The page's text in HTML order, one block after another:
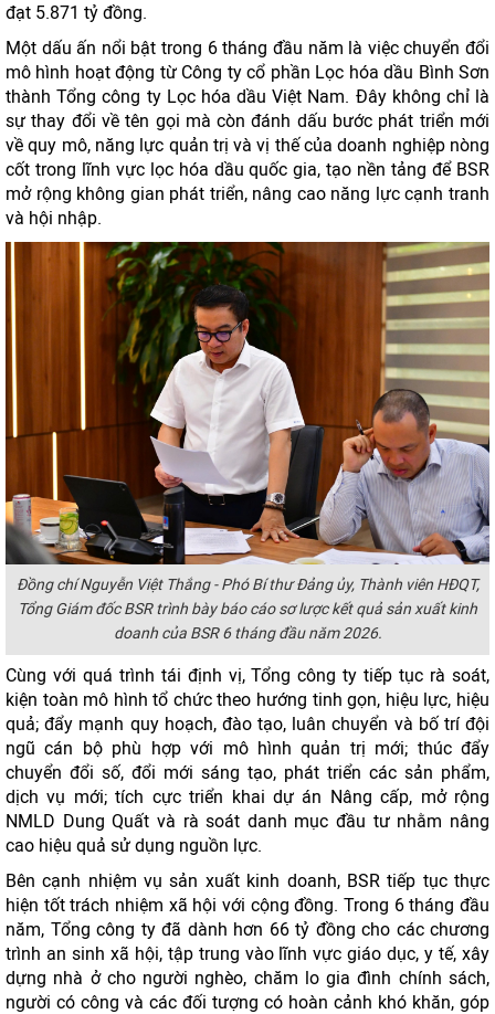
đạt 5.871 tỷ đồng.
Một dấu ấn nổi bật trong 6 tháng đầu năm là việc chuyển đổi
mô hình hoạt động từ Công ty cổ phần Lọc hóa dầu Bình Sơn
thành Tổng công ty Lọc hóa dầu Việt Nam. Đây không chỉ là
sự thay đổi về tên gọi mà còn đánh dấu bước phát triển mới
về quy mô, năng lực quản trị và vị thế của doanh nghiệp nòng
cốt trong lĩnh vực lọc hóa dầu quốc gia, tạo nền tảng để BSR
mở rộng không gian phát triển, nâng cao năng lực cạnh tranh
và hội nhập.
Đồng chí Nguyễn Việt Thắng - Phó Bí thư Đảng ủy, Thành viên HĐQT,
Tổng Giám đốc BSR trình bày báo cáo sơ lược kết quả sản xuất kinh
doanh của BSR 6 tháng đầu năm 2026.
Cùng với quá trình tái định vị, Tổng công ty tiếp tục rà soát,
kiện toàn mô hình tổ chức theo hướng tinh gọn, hiệu lực, hiệu
quả; đẩy mạnh quy hoạch, đào tạo, luân chuyển và bố trí đội
ngũ cán bộ phù hợp với mô hình quản trị mới; thúc đẩy
chuyển đổi số, đổi mới sáng tạo, phát triển các sản phẩm,
dịch vụ mới; tích cực triển khai dự án Nâng cấp, mở rộng
NMLD Dung Quất và rà soát danh mục đầu tư nhằm nâng
cao hiệu quả sử dụng nguồn lực.
Bên cạnh nhiệm vụ sản xuất kinh doanh, BSR tiếp tục thực
hiện tốt trách nhiệm xã hội với cộng đồng. Trong 6 tháng đầu
năm, Tổng công ty đã dành hơn 66 tỷ đồng cho các chương
trình an sinh xã hội, tập trung vào lĩnh vực giáo dục, y tế, xây
dựng nhà ở cho người nghèo, chăm lo gia đình chính sách,
người có công và các đối tượng có hoàn cảnh khó khăn, góp